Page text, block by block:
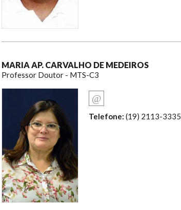
MARIA AP. CARVALHO DE MEDEIROS
Professor Doutor - MTS-C3
Telefone: (19) 2113-3335